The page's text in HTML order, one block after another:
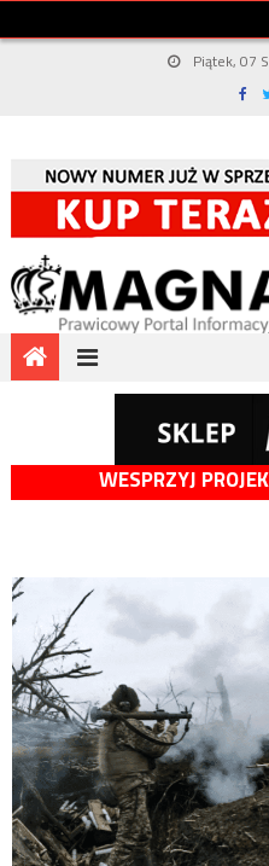
Piątek, 07
WESPRZYJ